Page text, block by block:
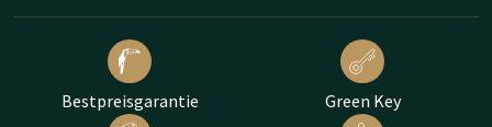
Bestpreisgarantie Green Key